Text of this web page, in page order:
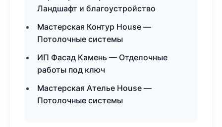
Ландшафт и благоустройство
Мастерская Контур House —
Потолочные системы
ИП Фасад Камень — Отделочные
работы под ключ
Мастерская Ателье House —
Потолочные системы